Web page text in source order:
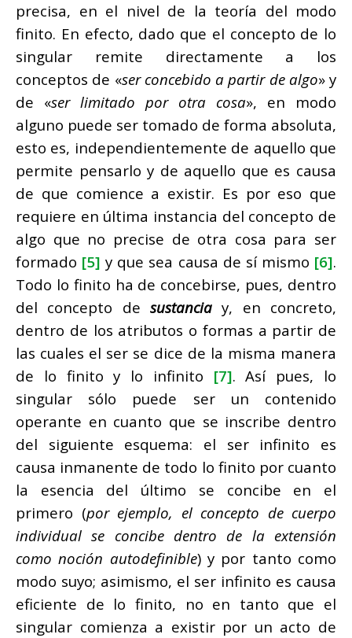
precisa, en el nivel de la teoría del modo
finito. En efecto, dado que el concepto de lo
singular remite directamente a los
conceptos de «ser concebido a partir de algo» y
de «ser limitado por otra cosa», en modo
alguno puede ser tomado de forma absoluta,
esto es, independientemente de aquello que
permite pensarlo y de aquello que es causa
de que comience a existir. Es por eso que
requiere en última instancia del concepto de
algo que no precise de otra cosa para ser
formado [5] y que sea causa de sí mismo [6].
Todo lo finito ha de concebirse, pues, dentro
del concepto de sustancia y, en concreto,
dentro de los atributos o formas a partir de
las cuales el ser se dice de la misma manera
de lo finito y lo infinito [7]. Así pues, lo
singular sólo puede ser un contenido
operante en cuanto que se inscribe dentro
del siguiente esquema: el ser infinito es
causa inmanente de todo lo finito por cuanto
la esencia del último se concibe en el
primero (por ejemplo, el concepto de cuerpo
individual se concibe dentro de la extensión
como noción autodefinible) y por tanto como
modo suyo; asimismo, el ser infinito es causa
eficiente de lo finito, no en tanto que el
singular comienza a existir por un acto de